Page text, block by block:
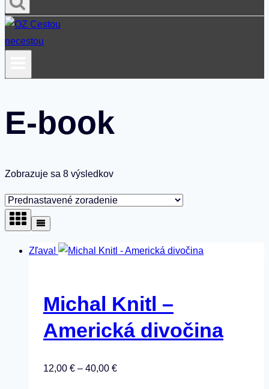
E-book
Zobrazuje sa 8 výsledkov
Zľava!
Michal Knitl –
Americká divočina
12,00 € – 40,00 €Price